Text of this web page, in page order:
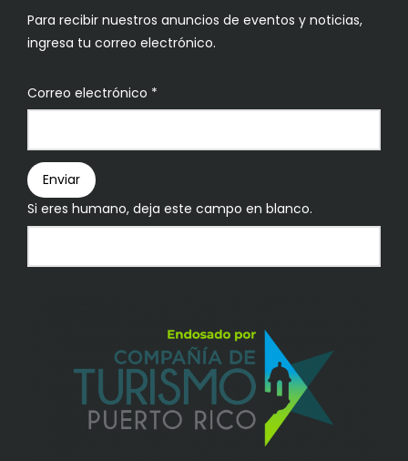
Para recibir nuestros anuncios de eventos y noticias,
ingresa tu correo electrónico.
Boletín
Correo electrónico *
Enviar
Si eres humano, deja este campo en blanco.